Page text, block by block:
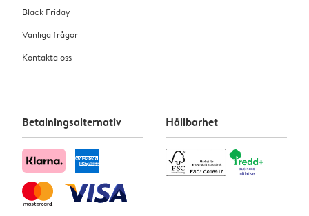
Black Friday
Vanliga frågor
Kontakta oss
Betalningsalternativ Hållbarhet